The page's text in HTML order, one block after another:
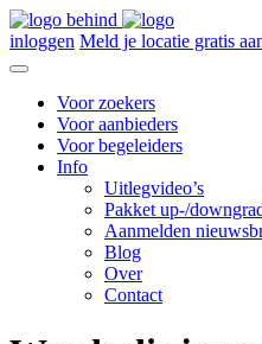
inloggen Meld je locatie gratis
Voor zoekers
Voor aanbieders
Voor begeleiders
Info
Uitlegvideo’s
Pakket up-/
Aanmelden
Blog
Over
Contact